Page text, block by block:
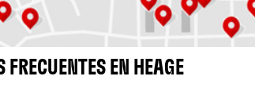
FRECUENTES EN HEAGE